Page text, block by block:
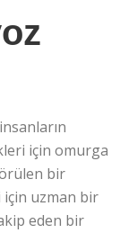
için omurga
bir
için uzman bir
eden bir